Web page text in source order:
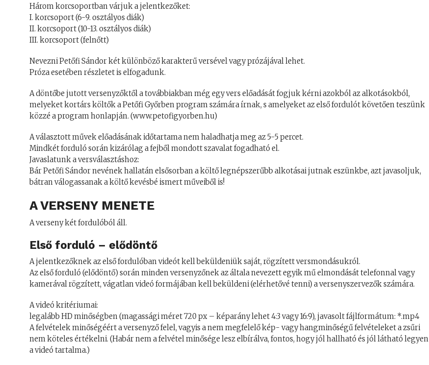
Három korcsoportban várjuk a jelentkezőket:
I. korcsoport (6-9. osztályos diák)
II. korcsoport (10-13. osztályos diák)
III. korcsoport (felnőtt)
Nevezni Petőfi Sándor két különböző karakterű versével vagy prózájával lehet.
Próza esetében részletet is elfogadunk.
A döntőbe jutott versenyzőktől a továbbiakban még egy vers előadását fogjuk kérni azokból az alkotásokból,
melyeket kortárs költők a Petőfi Győrben program számára írnak, s amelyeket az első fordulót követően teszünk
közzé a program honlapján. (www.petofigyorben.hu)
A választott művek előadásának időtartama nem haladhatja meg az 5-5 percet.
Mindkét forduló során kizárólag a fejből mondott szavalat fogadható el.
Javaslatunk a versválasztáshoz:
Bár Petőfi Sándor nevének hallatán elsősorban a költő legnépszerűbb alkotásai jutnak eszünkbe, azt javasoljuk,
bátran válogassanak a költő kevésbé ismert műveiből is!
A VERSENY MENETE
A verseny két fordulóból áll.
Első forduló – elődöntő
A jelentkezőknek az első fordulóban videót kell beküldeniük saját, rögzített versmondásukról.
Az első forduló (elődöntő) során minden versenyzőnek az általa nevezett egyik mű elmondását telefonnal vagy
kamerával rögzített, vágatlan videó formájában kell beküldeni (elérhetővé tenni) a versenyszervezők számára.
A videó kritériumai:
legalább HD minőségben (magassági méret 720 px – képarány lehet 4:3 vagy 16:9), javasolt fájlformátum: *.mp4
A felvételek minőségéért a versenyző felel, vagyis a nem megfelelő kép- vagy hangminőségű felvételeket a zsűri
nem köteles értékelni. (Habár nem a felvétel minősége lesz elbírálva, fontos, hogy jól hallható és jól látható legyen
a videó tartalma.)